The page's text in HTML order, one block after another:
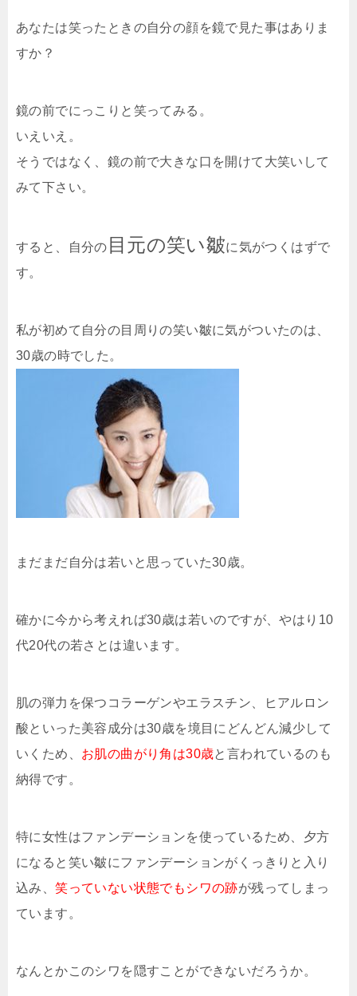
あなたは笑ったときの自分の顔を鏡で見た事はありま
すか？
鏡の前でにっこりと笑ってみる。
いえいえ。
そうではなく、鏡の前で大きな口を開けて大笑いして
みて下さい。
すると、自分の 目元の笑い皺に気がつくはずで
す。
私が初めて自分の目周りの笑い皺に気がついたのは、
30歳の時でした。
まだまだ自分は若いと思っていた30歳。
確かに今から考えれば30歳は若いのですが、やはり10
代20代の若さとは違います。
肌の弾力を保つコラーゲンやエラスチン、ヒアルロン
酸といった美容成分は30歳を境目にどんどん減少して
いくため、 お肌の曲がり角は30歳と言われているのも
納得です。
特に女性はファンデーションを使っているため、夕方
になると笑い皺にファンデーションがくっきりと入り
込み、笑っていない状態でもシワの跡が残ってしまっ
ています。
なんとかこのシワを隠すことができないだろうか。